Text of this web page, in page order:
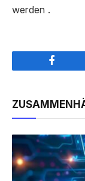
werden .